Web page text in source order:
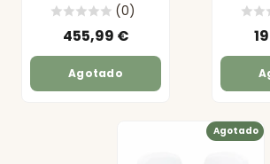
(0)
455,99 €
Agotado
Agotado